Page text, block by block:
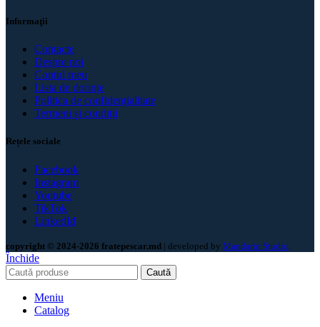
Informaţii
Contacte
Despre noi
Contul meu
Lista de dorințe
Politica de confidenţialitate
Termeni și condiții
Rețele sociale
Facebook
Instagram
Youtube
TikTok
LinkedId
copyright © 2024-2026 fratepescar.md | developed by Mandarin Studio
Închide
Caută
Meniu
Catalog